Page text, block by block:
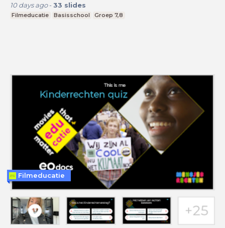
10 days ago- 33 slides
Filmeducatie Basisschool Groep 7,8
Filmeducatie